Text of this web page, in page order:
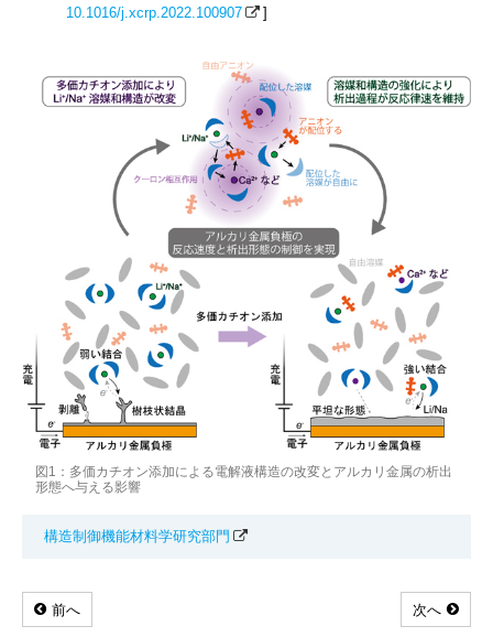
10.1016/j.xcrp.2022.100907
]
図1：多価カチオン添加による電解液構造の改変とアルカリ金属の析出
形態へ与える影響
構造制御機能材料学研究部門
前へ 次へ